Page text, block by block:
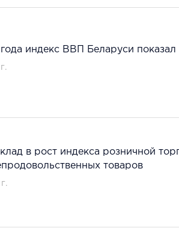
индекс ВВП Беларуси показал
в рост индекса розничной
товаров